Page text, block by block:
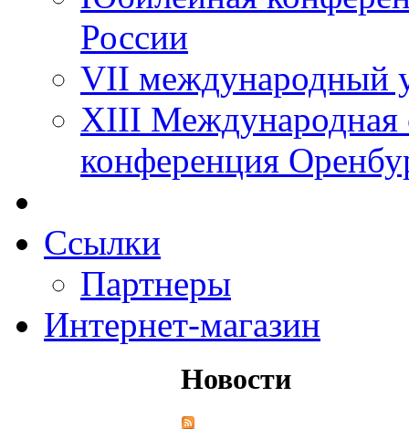
России
VII международный
XIII Международная
конференция
Ссылки
Партнеры
Интернет-магазин
Новости